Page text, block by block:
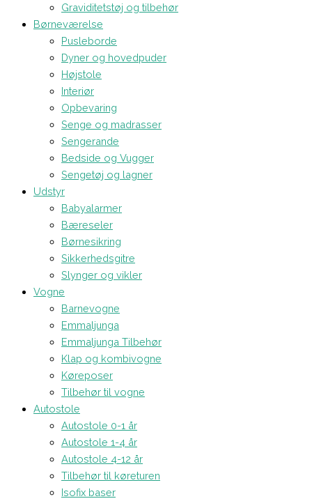
Graviditetstøj og tilbehør
Børneværelse
Pusleborde
Dyner og hovedpuder
Højstole
Interiør
Opbevaring
Senge og madrasser
Sengerande
Bedside og Vugger
Sengetøj og lagner
Udstyr
Babyalarmer
Bæreseler
Børnesikring
Sikkerhedsgitre
Slynger og vikler
Vogne
Barnevogne
Emmaljunga
Emmaljunga Tilbehør
Klap og kombivogne
Køreposer
Tilbehør til vogne
Autostole
Autostole 0-1 år
Autostole 1-4 år
Autostole 4-12 år
Tilbehør til køreturen
Isofix baser